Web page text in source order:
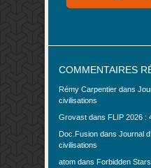
COMMENTAIRES
Rémy Carpentier dans
civilisations
Grovast dans FLIP 2026 :
Doc.Fusion dans Journal
civilisations
atom dans Forbidden